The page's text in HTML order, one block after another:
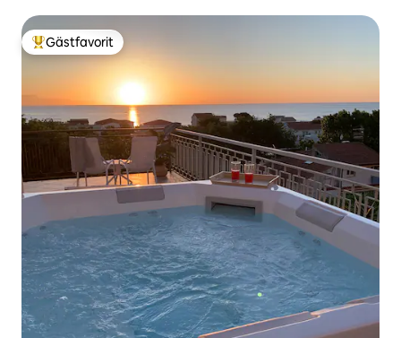
Populär gästfavorit
Gästfavorit